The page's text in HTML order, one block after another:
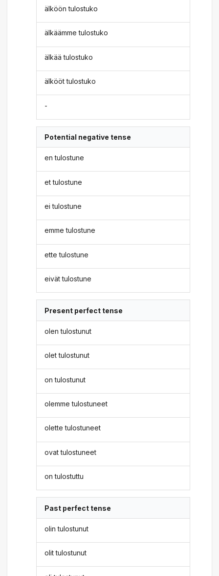
älköön tulostuko
älkäämme tulostuko
älkää tulostuko
älkööt tulostuko
-
Potential negative tense
en tulostune
et tulostune
ei tulostune
emme tulostune
ette tulostune
eivät tulostune
Present perfect tense
olen tulostunut
olet tulostunut
on tulostunut
olemme tulostuneet
olette tulostuneet
ovat tulostuneet
on tulostuttu
Past perfect tense
olin tulostunut
olit tulostunut